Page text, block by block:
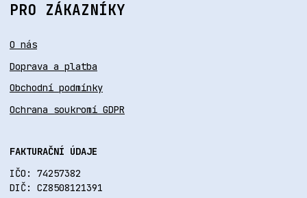
PRO ZÁKAZNÍKY
O nás
Doprava a platba
Obchodní podmínky
Ochrana soukromí GDPR
FAKTURAČNÍ ÚDAJE
IČO: 74257382
DIČ: CZ8508121391